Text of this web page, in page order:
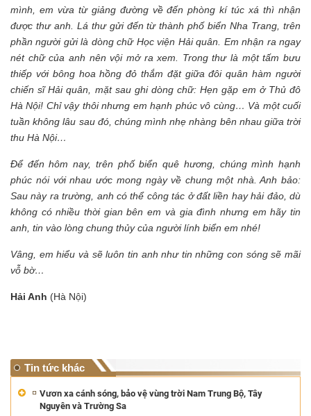
mình, em vừa từ giảng đường về đến phòng kí túc xá thì nhận
được thư anh. Lá thư gửi đến từ thành phố biển Nha Trang, trên
phần người gửi là dòng chữ Học viện Hải quân. Em nhận ra ngay
nét chữ của anh nên vội mở ra xem. Trong thư là một tấm bưu
thiếp với bông hoa hồng đỏ thắm đặt giữa đôi quân hàm người
chiến sĩ Hải quân, mặt sau ghi dòng chữ: Hẹn gặp em ở Thủ đô
Hà Nội! Chỉ vậy thôi nhưng em hạnh phúc vô cùng… Và một cuối
tuần không lâu sau đó, chúng mình nhẹ nhàng bên nhau giữa trời
thu Hà Nội…
Để đến hôm nay, trên phố biển quê hương, chúng mình hạnh
phúc nói với nhau ước mong ngày về chung một nhà. Anh bảo:
Sau này ra trường, anh có thể công tác ở đất liền hay hải đảo, dù
không có nhiều thời gian bên em và gia đình nhưng em hãy tin
anh, tin vào lòng chung thủy của người lính biển em nhé!
Vâng, em hiểu và sẽ luôn tin anh như tin những con sóng sẽ mãi
vỗ bờ…
Hải Anh (Hà Nội)
Tin tức khác
Vươn xa cánh sóng, bảo vệ vùng trời Nam Trung Bộ, Tây
Nguyên và Trường Sa